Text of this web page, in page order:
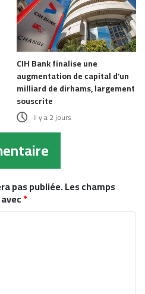
CIH Bank finalise une
augmentation de capital d’un
milliard de dirhams, largement
souscrite
il y a 2 jours
pas publiée.Les champs
*